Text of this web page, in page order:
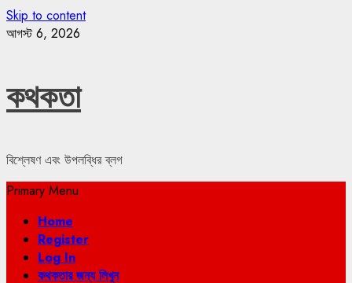
Skip to content
আগস্ট 6, 2026
কথকতা
বিশ্লেষণ এবং উপলব্ধির ব্লগ
Primary Menu
Home
Register
Log In
কথকতার জন্য লিখুন